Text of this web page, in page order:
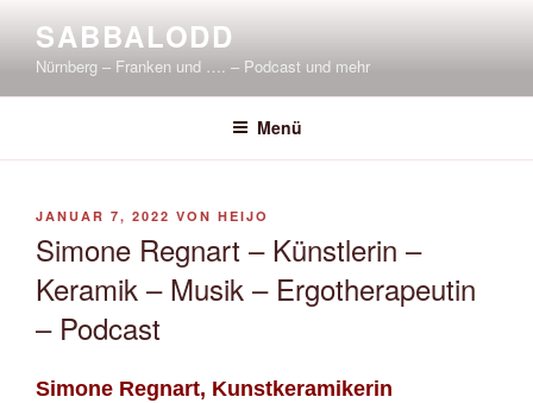
Inhalt
springen
SABBALODD
Nürnberg – Franken und …. – Podcast und mehr
Menü
VERÖFFENTLICHT
JANUAR 7, 2022 VON HEIJO
Simone Regnart – Künstlerin –
Keramik – Musik – Ergotherapeutin
– Podcast
Simone Regnart, Kunstkeramikerin